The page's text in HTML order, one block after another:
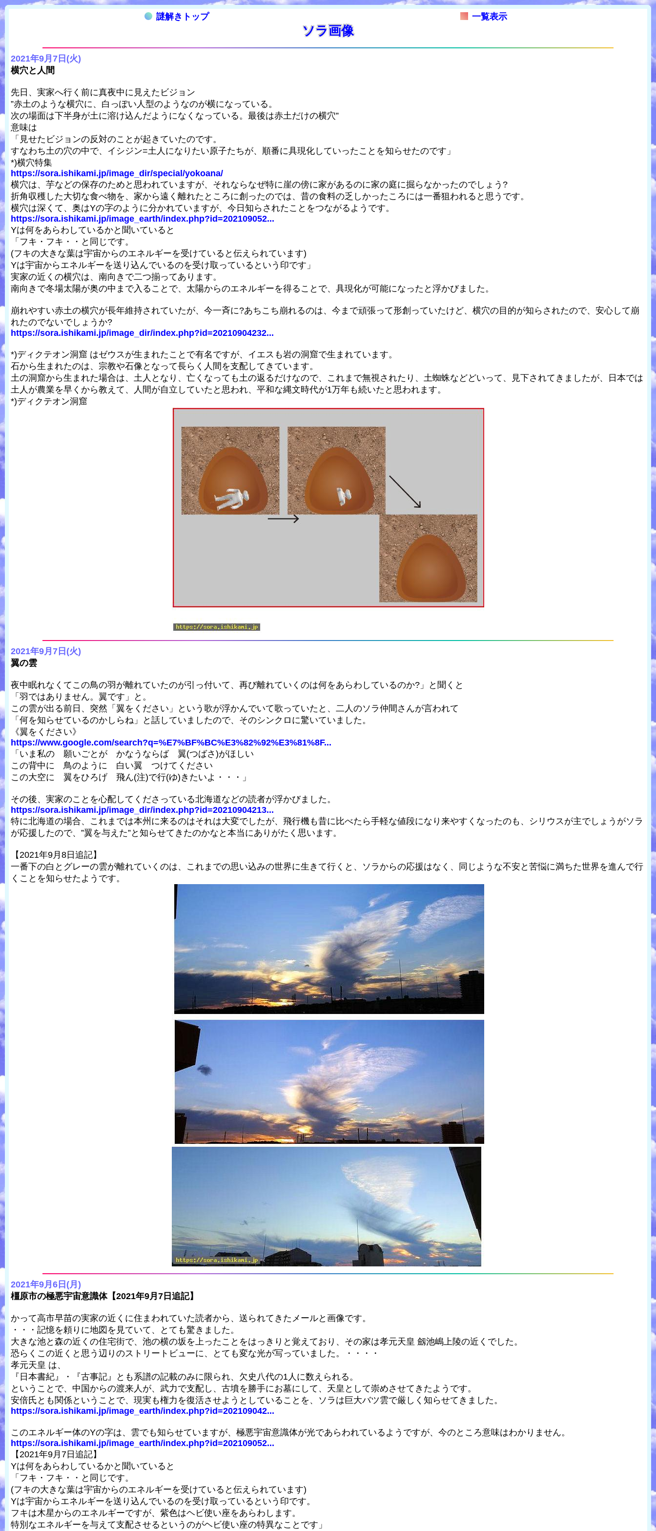
謎解きトップ 一覧表示
ソラ画像
2021年9月7日(火)
横穴と人間
先日、実家へ行く前に真夜中に見えたビジョン
”赤土のような横穴に、白っぽい人型のようなのが横になっている。
次の場面は下半身が土に溶け込んだようになくなっている。最後は赤土だけの横穴”
意味は
「見せたビジョンの反対のことが起きていたのです。
すなわち土の穴の中で、イシジン=土人になりたい原子たちが、順番に具現化していったことを知らせたのです」
*)横穴特集
https://sora.ishikami.jp/image_dir/special/yokoana/
横穴は、芋などの保存のためと思われていますが、それならなぜ特に崖の傍に家があるのに家の庭に掘らなかったのでしょう?
折角収穫した大切な食べ物を、家から遠く離れたところに創ったのでは、昔の食料の乏しかったころには一番狙われると思うです。
横穴は深くて、奥はYの字のように分かれていますが、今日知らされたことをつながるようです。
https://sora.ishikami.jp/image_earth/index.php?id=202109052...
Yは何をあらわしているかと聞いていると
「フキ・フキ・・と同じです。
(フキの大きな葉は宇宙からのエネルギーを受けていると伝えられています)
Yは宇宙からエネルギーを送り込んでいるのを受け取っているという印です」
実家の近くの横穴は、南向きで二つ揃ってあります。
南向きで冬場太陽が奥の中まで入ることで、太陽からのエネルギーを得ることで、具現化が可能になったと浮かびました。
崩れやすい赤土の横穴が長年維持されていたが、今一斉に?あちこち崩れるのは、今まで頑張って形創っていたけど、横穴の目的が知らされたので、安心して崩
れたのでないでしょうか?
https://sora.ishikami.jp/image_dir/index.php?id=20210904232...
*)ディクテオン洞窟 はゼウスが生まれたことで有名ですが、イエスも岩の洞窟で生まれています。
石から生まれたのは、宗教や石像となって長らく人間を支配してきています。
土の洞窟から生まれた場合は、土人となり、亡くなっても土の返るだけなので、これまで無視されたり、土蜘蛛などどいって、見下されてきましたが、日本では
土人が農業を早くから教えて、人間が自立していたと思われ、平和な縄文時代が1万年も続いたと思われます。
*)ディクテオン洞窟
2021年9月7日(火)
翼の雲
夜中眠れなくてこの鳥の羽が離れていたのが引っ付いて、再び離れていくのは何をあらわしているのか?」と聞くと
「羽ではありません。翼です」と。
この雲が出る前日、突然「翼をください」という歌が浮かんでいて歌っていたと、二人のソラ仲間さんが言われて
「何を知らせているのかしらね」と話していましたので、そのシンクロに驚いていました。
《翼をください》
https://www.google.com/search?q=%E7%BF%BC%E3%82%92%E3%81%8F...
「いま私の 願いごとが かなうならば 翼(つばさ)がほしい
この背中に 鳥のように 白い翼 つけてください
この大空に 翼をひろげ 飛ん(注)で行(ゆ)きたいよ・・・」
その後、実家のことを心配してくださっている北海道などの読者が浮かびました。
https://sora.ishikami.jp/image_dir/index.php?id=20210904213...
特に北海道の場合、これまでは本州に来るのはそれは大変でしたが、飛行機も昔に比べたら手軽な値段になり来やすくなったのも、シリウスが主でしょうがソラ
が応援したので、”翼を与えた”と知らせてきたのかなと本当にありがたく思います。
【2021年9月8日追記】
一番下の白とグレーの雲が離れていくのは、これまでの思い込みの世界に生きて行くと、ソラからの応援はなく、同じような不安と苦悩に満ちた世界を進んで行
くことを知らせたようです。
2021年9月6日(月)
橿原市の極悪宇宙意識体【2021年9月7日追記】
かって高市早苗の実家の近くに住まわれていた読者から、送られてきたメールと画像です。
・・・記憶を頼りに地図を見ていて、とても驚きました。
大きな池と森の近くの住宅街で、池の横の坂を上ったことをはっきりと覚えており、その家は孝元天皇 劔池嶋上陵の近くでした。
恐らくこの近くと思う辺りのストリートビューに、とても変な光が写っていました。・・・・
孝元天皇 は、
『日本書紀』・『古事記』とも系譜の記載のみに限られ、欠史八代の1人に数えられる。
ということで、中国からの渡来人が、武力で支配し、古墳を勝手にお墓にして、天皇として崇めさせてきたようです。
安倍氏とも関係ということで、現実も権力を復活させようとしていることを、ソラは巨大バツ雲で厳しく知らせてきました。
https://sora.ishikami.jp/image_earth/index.php?id=202109042...
このエネルギー体のYの字は、雲でも知らせていますが、極悪宇宙意識体が光であらわれているようですが、今のところ意味はわかりません。
https://sora.ishikami.jp/image_earth/index.php?id=202109052...
【2021年9月7日追記】
Yは何をあらわしているかと聞いていると
「フキ・フキ・・と同じです。
(フキの大きな葉は宇宙からのエネルギーを受けていると伝えられています)
Yは宇宙からエネルギーを送り込んでいるのを受け取っているという印です。
フキは木星からのエネルギーですが、紫色はヘビ使い座をあらわします。
特別なエネルギーを与えて支配させるというのがヘビ使い座の特異なことです」